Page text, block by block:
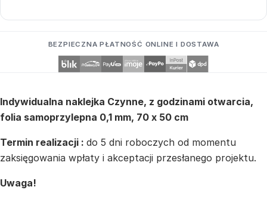
BEZPIECZNA PŁATNOŚĆ ONLINE I DOSTAWA
Indywidualna naklejka Czynne, z godzinami otwarcia,
folia samoprzylepna 0,1 mm, 70 x 50 cm
Termin realizacji : do 5 dni roboczych od momentu
zaksięgowania wpłaty i akceptacji przesłanego projektu.
Uwaga!